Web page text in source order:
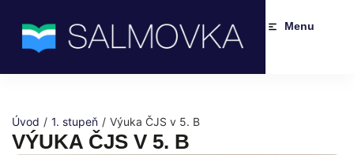
Menu
Úvod / 1. stupeň / Výuka ČJS v 5. B
VÝUKA ČJS V 5. B